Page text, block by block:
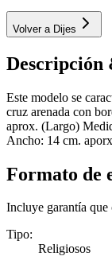
Volver a Dijes
Descripción
Este modelo se
cruz arenada con
aprox. (Largo)
Ancho: 14 cm.
Formato de
Incluye garantía que
Tipo:
Religiosos